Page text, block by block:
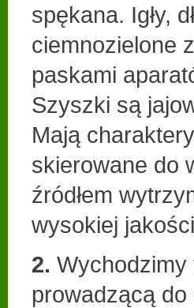
spękana. Igły,
ciemnozielone
paskami
Szyszki są
Mają
skierowane do
źródłem
wysokiej
2.
prowadzącą do